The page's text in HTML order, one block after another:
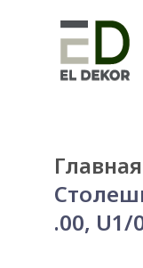
Главная
.00,